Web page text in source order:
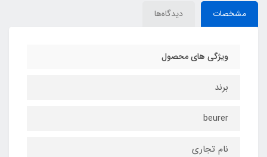
مشخصات دیدگاه‌ها
ویژگی های محصول
برند
beurer
نام تجاری